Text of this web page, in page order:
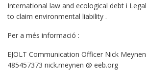
International law and ecological debt i
to claim environmental liability .
Per a més informació :
EJOLT Communication Officer Nick Meynen
485457373 nick.meynen @ eeb.org